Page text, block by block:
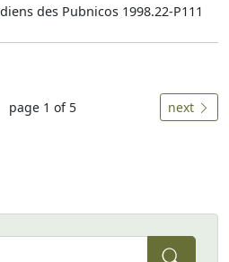
des Pubnicos 1998.22-P111
page 1 of 5 next